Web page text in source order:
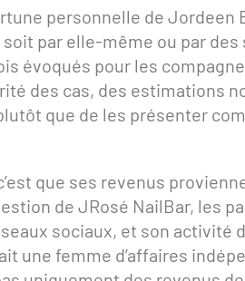
personnelle de Jordeen
par elle-même ou par des
évoqués pour les
des cas, des estimations
que de les présenter
que ses revenus
de JRosé NailBar, les
sociaux, et son activité
une femme d’affaires